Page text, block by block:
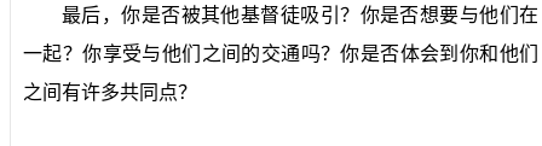
最后，你是否被其他基督徒吸引？你是否想要与他们在
一起？你享受与他们之间的交通吗？你是否体会到你和他们
之间有许多共同点？